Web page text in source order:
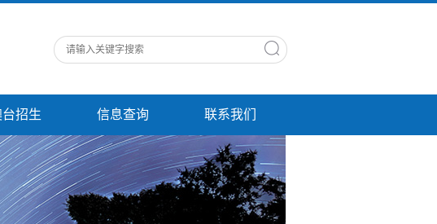
招生 信息查询 联系我们